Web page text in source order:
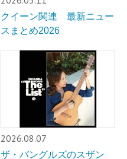
クイーン関連 最新ニュー
スまとめ2026
2026.08.07
ザ・バングルズのスザン